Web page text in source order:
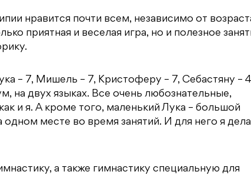
нравится почти всем, независимо от
приятная и веселая игра, но и полезное
– 7, Мишель – 7, Кристоферу – 7, Себастяну –
на двух языках. Все очень любознательные,
и я. А кроме того, маленький Лука – большой
месте во время занятий. И для него я
а также гимнастику специальную для